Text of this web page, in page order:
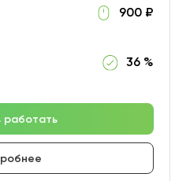
900 ₽
36 %
работать